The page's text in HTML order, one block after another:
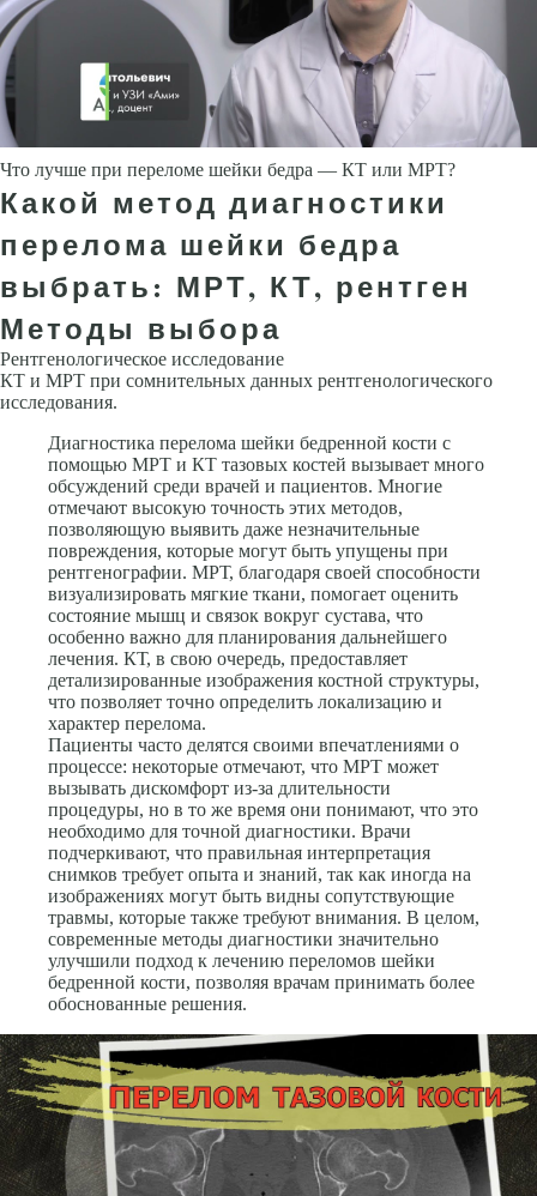
Что лучше при переломе шейки бедра — КТ или МРТ?
Какой метод диагностики
перелома шейки бедра
выбрать: МРТ, КТ, рентген
Методы выбора
Рентгенологическое исследование
КТ и МРТ при сомнительных данных рентгенологического
исследования.
Диагностика перелома шейки бедренной кости с
помощью МРТ и КТ тазовых костей вызывает много
обсуждений среди врачей и пациентов. Многие
отмечают высокую точность этих методов,
позволяющую выявить даже незначительные
повреждения, которые могут быть упущены при
рентгенографии. МРТ, благодаря своей способности
визуализировать мягкие ткани, помогает оценить
состояние мышц и связок вокруг сустава, что
особенно важно для планирования дальнейшего
лечения. КТ, в свою очередь, предоставляет
детализированные изображения костной структуры,
что позволяет точно определить локализацию и
характер перелома.
Пациенты часто делятся своими впечатлениями о
процессе: некоторые отмечают, что МРТ может
вызывать дискомфорт из-за длительности
процедуры, но в то же время они понимают, что это
необходимо для точной диагностики. Врачи
подчеркивают, что правильная интерпретация
снимков требует опыта и знаний, так как иногда на
изображениях могут быть видны сопутствующие
травмы, которые также требуют внимания. В целом,
современные методы диагностики значительно
улучшили подход к лечению переломов шейки
бедренной кости, позволяя врачам принимать более
обоснованные решения.